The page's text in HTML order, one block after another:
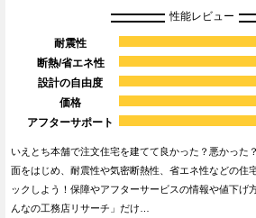
性能レビュー
耐震性
断熱/省エネ性
設計の自由度
価格
アフターサポート
いえとち本舗で注文住宅を建てて良かった？悪かった
面をはじめ、耐震性や気密断熱性、省エネ性などの住
ックしよう！保障やアフターサービスの情報や値下げ
んなの工務店リサーチ」だけ…